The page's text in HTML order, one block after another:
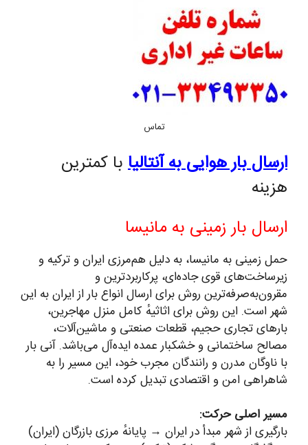
تماس
ارسال بار هوایی به آنتالیا با کمترین
هزینه
ارسال بار زمینی به مانیسا
حمل زمینی به مانیسا، به دلیل هم‌مرزی ایران و ترکیه و
زیرساخت‌های قوی جاده‌ای، پرکاربردترین و
مقرون‌به‌صرفه‌ترین روش برای ارسال انواع بار از ایران به این
شهر است. این روش برای اثاثیهٔ کامل منزل مهاجرین،
بارهای تجاری حجیم، قطعات صنعتی و ماشین‌آلات،
مصالح ساختمانی و خشکبار عمده ایده‌آل می‌باشد. آنی بار
با ناوگان مدرن و رانندگان مجرب خود، این مسیر را به
شاهراهی امن و اقتصادی تبدیل کرده است.
مسیر اصلی حرکت:
بارگیری از شهر مبدأ در ایران → پایانهٔ مرزی بازرگان (ایران)